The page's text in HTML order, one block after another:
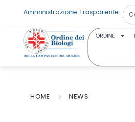
Amministrazione Trasparente
ORDINE
HOME NEWS